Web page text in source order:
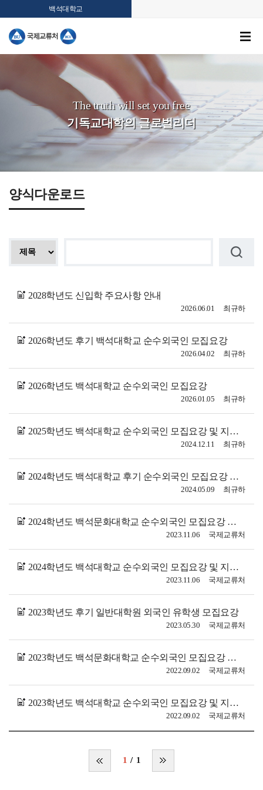
백석대학교
The truth will set you free
기독교대학의 글로벌리더
양식다운로드
2028학년도 신입학 주요사항 안내
최규하
2026.06.01
2026학년도 후기 백석대학교 순수외국인 모집요강
최규하
2026.04.02
2026학년도 백석대학교 순수외국인 모집요강
최규하
2026.01.05
2025학년도 백석대학교 순수외국인 모집요강 및 지원서
최규하
2024.12.11
2024학년도 백석대학교 후기 순수외국인 모집요강 및 지원서
최규하
2024.05.09
2024학년도 백석문화대학교 순수외국인 모집요강 및 지원서
국제교류처
2023.11.06
2024학년도 백석대학교 순수외국인 모집요강 및 지원서
국제교류처
2023.11.06
2023학년도 후기 일반대학원 외국인 유학생 모집요강
국제교류처
2023.05.30
2023학년도 백석문화대학교 순수외국인 모집요강 및 지원서
국제교류처
2022.09.02
2023학년도 백석대학교 순수외국인 모집요강 및 지원서
국제교류처
2022.09.02
1 1